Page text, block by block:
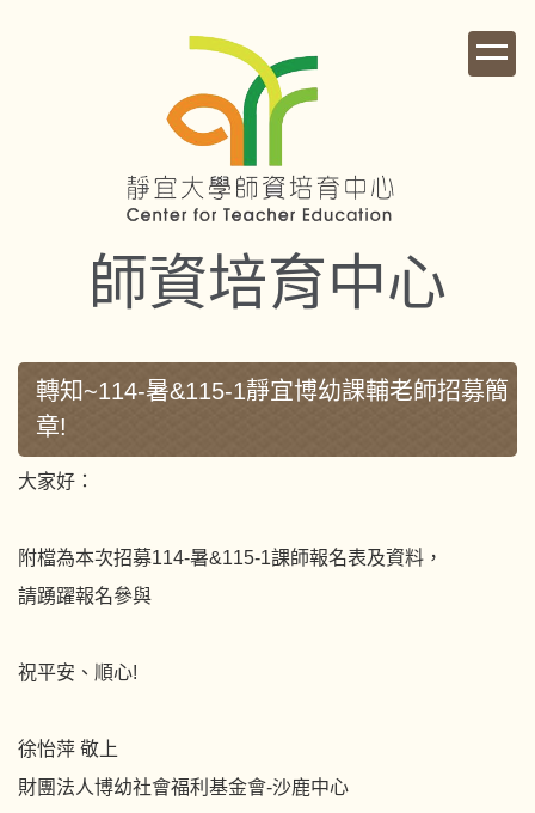
師資培育中心
轉知~114-暑&115-1靜宜博幼課輔老師招募簡
章!
大家好：
附檔為本次招募114-暑&115-1課師報名表及資料，
請踴躍報名參與
祝平安、順心!
徐怡萍 敬上
財團法人博幼社會福利基金會-沙鹿中心